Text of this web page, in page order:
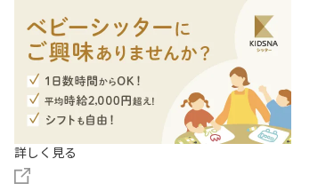
詳しく見る